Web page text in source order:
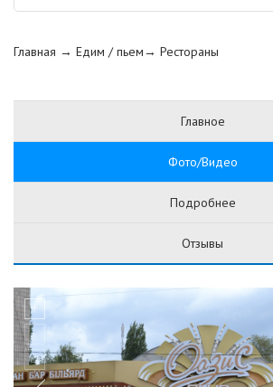
Главная → Едим / пьем→ Рестораны
Главное
Фото/Видео
Подробнее
Отзывы